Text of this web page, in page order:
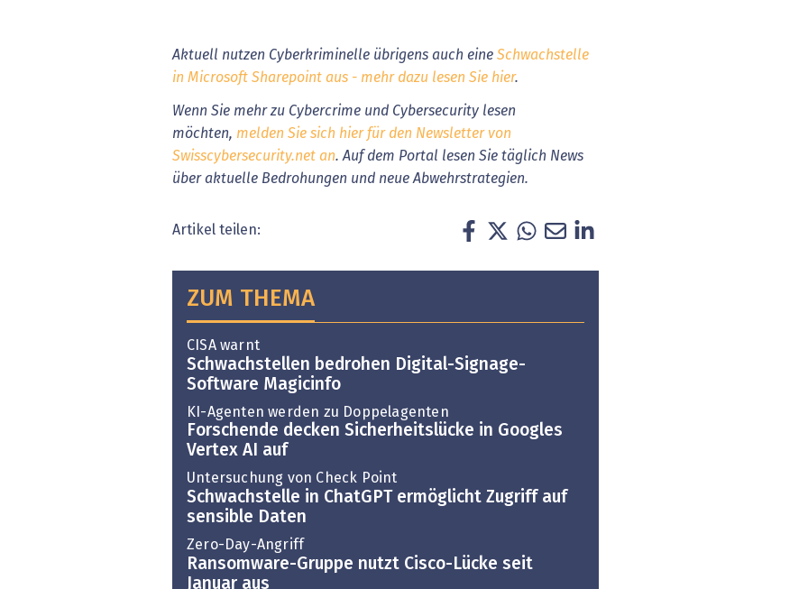
Aktuell nutzen Cyberkriminelle übrigens auch eine Schwachstelle
in Microsoft Sharepoint aus - mehr dazu lesen Sie hier.
Wenn Sie mehr zu Cybercrime und Cybersecurity lesen
möchten, melden Sie sich hier für den Newsletter von
Swisscybersecurity.net an. Auf dem Portal lesen Sie täglich News
über aktuelle Bedrohungen und neue Abwehrstrategien.
Artikel teilen:
ZUM THEMA
CISA warnt
Schwachstellen bedrohen Digital-Signage-
Software Magicinfo
KI-Agenten werden zu Doppelagenten
Forschende decken Sicherheitslücke in Googles
Vertex AI auf
Untersuchung von Check Point
Schwachstelle in ChatGPT ermöglicht Zugriff auf
sensible Daten
Zero-Day-Angriff
Ransomware-Gruppe nutzt Cisco-Lücke seit
Januar aus